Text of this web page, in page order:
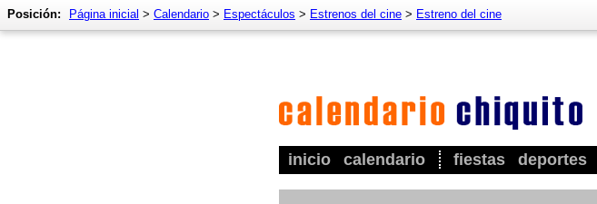
inicio calendario fiestas deportes
Posición: Página inicial > Calendario > Espectáculos > Estrenos del cine > Estreno del cine